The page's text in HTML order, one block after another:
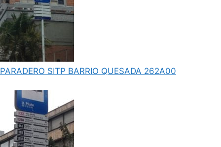
PARADERO SITP BARRIO QUESADA 262A00